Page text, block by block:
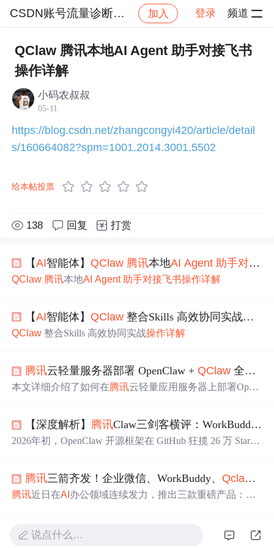
CSDN账号流量诊断服务社区 加入 登录 频道
社区 CSDN账号流量诊断服务社区 学习打卡
QClaw 腾讯本地AI Agent 助手对接飞书
操作详解
小码农叔叔
05-11
https://blog.csdn.net/zhangcongyi420/article/detail
s/160664082?spm=1001.2014.3001.5502
给本帖投票
138 回复 打赏
【AI智能体】 QClaw 腾讯本地AI Agent 助手对接
QClaw 腾讯本地AI Agent 助手对接飞书操作详解
【AI智能体】 QClaw 整合Skills 高效协同实战操作
QClaw 整合Skills 高效协同实战操作详解
腾讯云轻量服务器部署 OpenClaw + QClaw 全流程实践：打造随时在线的个人
本文详细介绍了如何在腾讯云轻量应用服务器上部署Open
的全过程，重点解决了云端部署特有的防火墙配置、进程
守护等问题。通过QClaw实现微信远程操控，演示了自动
了低成本将OpenClaw从本地体验升级为云端服务的完整实
践方案。
【深度解析】 腾讯Claw三剑客横评：WorkBuddy、
2026年初，OpenClaw 开源框架在 GitHub 狂揽 26 万 Star
oClaw……而腾讯的策略最"野"——直接三线出击，推出
WorkBuddy、QClaw、CodeBuddy 三款差异化产品。作为
腾讯三箭齐发！企业微信、WorkBuddy、 Qclaw 共
腾讯近日在AI 办公领域连续发力，推出三款重磅产品：企
版小龙虾"，支持微信直连、本地部署和5000+Skills生态，
说点什么…